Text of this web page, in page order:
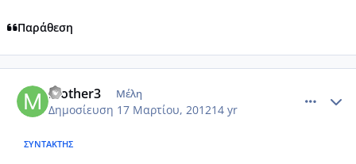
Παράθεση
mother3 Μέλη
Δημοσίευση 17 Μαρτίου, 201214 yr
ΣΥΝΤΆΚΤΗΣ